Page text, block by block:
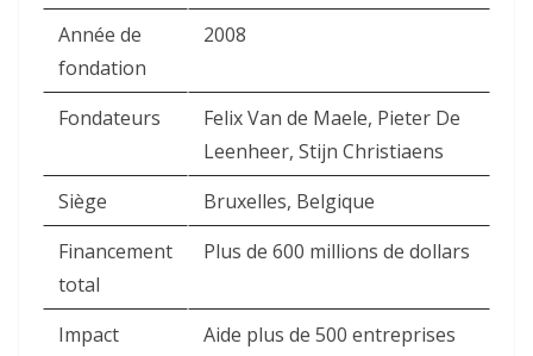
Année de
fondation
2008
Fondateurs
Felix Van de Maele, Pieter De
Leenheer, Stijn Christiaens
Siège
Bruxelles, Belgique
Financement
total
Plus de 600 millions de dollars
Impact
Aide plus de 500 entreprises